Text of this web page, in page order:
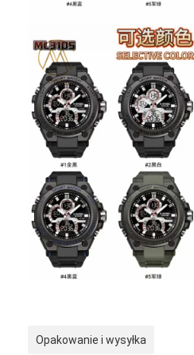
Opakowanie i wysyłka